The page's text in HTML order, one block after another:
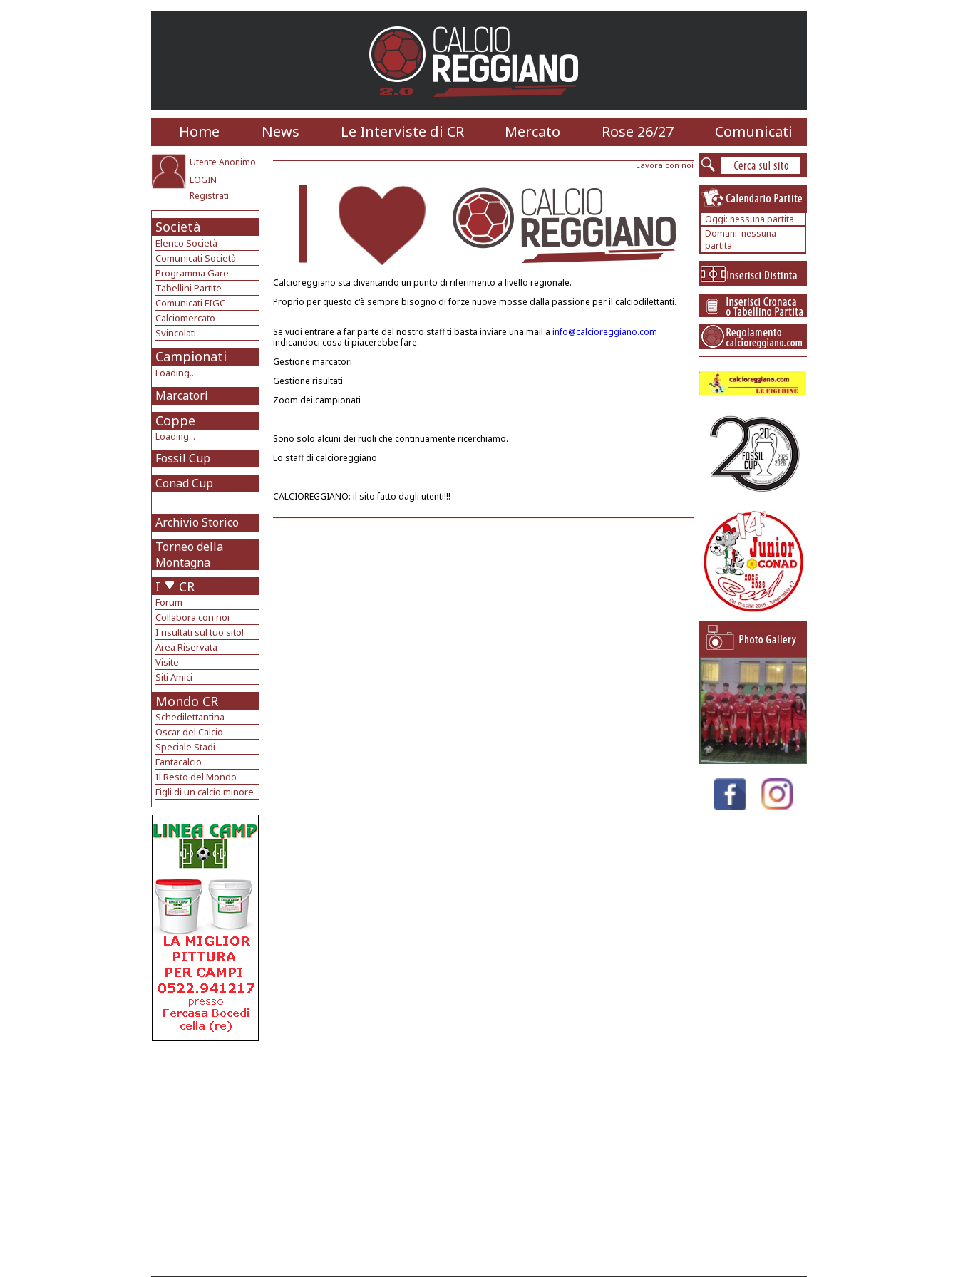
Home News Le Interviste di CR Mercato Rose 26/27 Comunicati
Utente Anonimo
LOGIN
Registrati
Società
Elenco Società
Comunicati Società
Programma Gare
Tabellini Partite
Comunicati FIGC
Calciomercato
Svincolati
Campionati
Loading...
Marcatori
Coppe
Loading...
Fossil Cup
Conad Cup
Archivio Storico
Torneo della
Montagna
I CR
Forum
Collabora con noi
I risultati sul tuo sito!
Area Riservata
Visite
Siti Amici
Mondo CR
Schedilettantina
Oscar del Calcio
Speciale Stadi
Fantacalcio
Il Resto del Mondo
Figli di un calcio minore
Lavora con noi
Calcioreggiano sta diventando un punto di riferimento a livello regionale.
Proprio per questo c'è sempre bisogno di forze nuove mosse dalla passione per il calciodilettanti.
Se vuoi entrare a far parte del nostro staff ti basta inviare una mail a info@calcioreggiano.com
indicandoci cosa ti piacerebbe fare:
Gestione marcatori
Gestione risultati
Zoom dei campionati
Sono solo alcuni dei ruoli che continuamente ricerchiamo.
Lo staff di calcioreggiano
CALCIOREGGIANO: il sito fatto dagli utenti!!!
Oggi: nessuna partita
Domani: nessuna
partita